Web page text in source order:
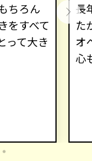
ちろん
をすべて
って大き
長
た
オ
心